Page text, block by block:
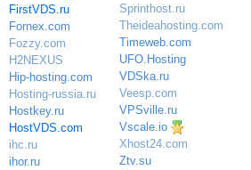
FirstVDS.ru
Fornex.com
Fozzy.com
H2NEXUS
Hip-hosting.com
Hosting-russia.ru
Hostkey.ru
HostVDS.com
ihc.ru
ihor.ru
Sprinthost.ru
Theideahosting.com
Timeweb.com
UFO.Hosting
VDSka.ru
Veesp.com
VPSville.ru
Vscale.io
Xhost24.com
Ztv.su